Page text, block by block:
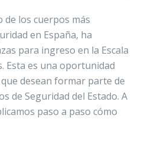
de los cuerpos más
en España, ha
para ingreso en la Escala
Esta es una oportunidad
desean formar parte de
de Seguridad del Estado. A
paso a paso cómo